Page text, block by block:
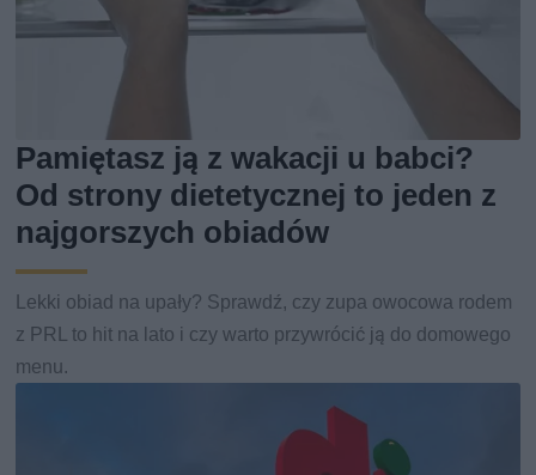
Pamiętasz ją z wakacji u babci?
Od strony dietetycznej to jeden z
najgorszych obiadów
Lekki obiad na upały? Sprawdź, czy zupa owocowa rodem
z PRL to hit na lato i czy warto przywrócić ją do domowego
menu.